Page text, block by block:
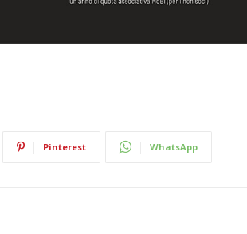
Pinterest WhatsApp